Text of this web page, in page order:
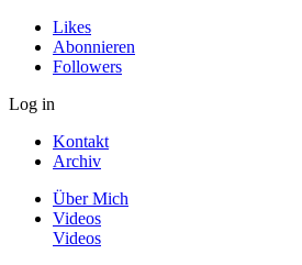
Likes
Abonnieren
Followers
Log in
Kontakt
Archiv
Über Mich
Videos
Videos